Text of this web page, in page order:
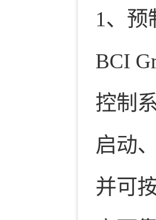
1、预
BCI
控制
启动
并可